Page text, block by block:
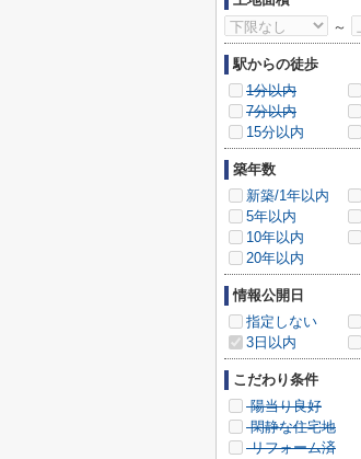
～
駅からの徒歩
1分以内
7分以内
15分以内
築年数
新築/1年以内
5年以内
10年以内
20年以内
情報公開日
指定しない
3日以内
こだわり条件
陽当り良好
閑静な住宅地
リフォーム済